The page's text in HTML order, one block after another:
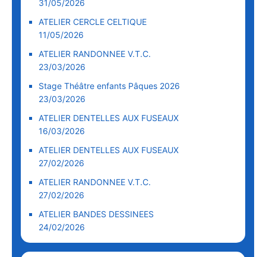
31/05/2026
ATELIER CERCLE CELTIQUE
11/05/2026
ATELIER RANDONNEE V.T.C.
23/03/2026
Stage Théâtre enfants Pâques 2026
23/03/2026
ATELIER DENTELLES AUX FUSEAUX
16/03/2026
ATELIER DENTELLES AUX FUSEAUX
27/02/2026
ATELIER RANDONNEE V.T.C.
27/02/2026
ATELIER BANDES DESSINEES
24/02/2026